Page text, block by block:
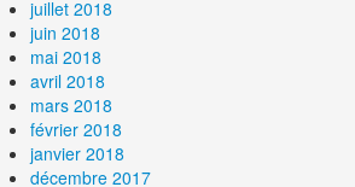
juillet 2018
juin 2018
mai 2018
avril 2018
mars 2018
février 2018
janvier 2018
décembre 2017